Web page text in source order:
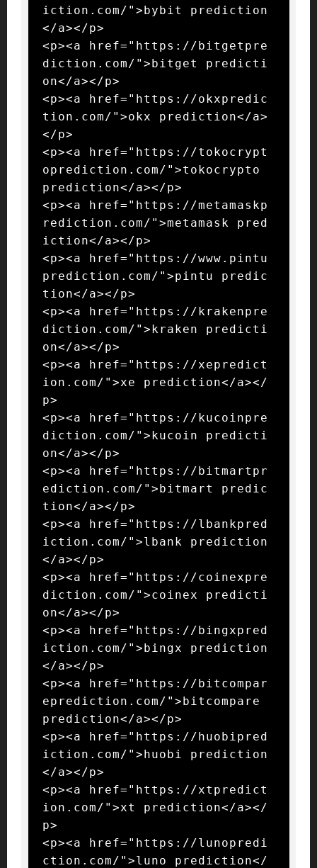
iction.com/">bybit prediction
</a></p>
<p><a href="https://bitgetpre
diction.com/">bitget predicti
on</a></p>
<p><a href="https://okxpredic
tion.com/">okx prediction</a>
</p>
<p><a href="https://tokocrypt
oprediction.com/">tokocrypto
prediction</a></p>
<p><a href="https://metamaskp
rediction.com/">metamask pred
iction</a></p>
<p><a href="https://www.pintu
prediction.com/">pintu predic
tion</a></p>
<p><a href="https://krakenpre
diction.com/">kraken predicti
on</a></p>
<p><a href="https://xepredict
ion.com/">xe prediction</a></
p>
<p><a href="https://kucoinpre
diction.com/">kucoin predicti
on</a></p>
<p><a href="https://bitmartpr
ediction.com/">bitmart predic
tion</a></p>
<p><a href="https://lbankpred
iction.com/">lbank prediction
</a></p>
<p><a href="https://coinexpre
diction.com/">coinex predicti
on</a></p>
<p><a href="https://bingxpred
iction.com/">bingx prediction
</a></p>
<p><a href="https://bitcompar
eprediction.com/">bitcompare
prediction</a></p>
<p><a href="https://huobipred
iction.com/">huobi prediction
</a></p>
<p><a href="https://xtpredict
ion.com/">xt prediction</a></
p>
<p><a href="https://lunopredi
ction.com/">luno prediction</